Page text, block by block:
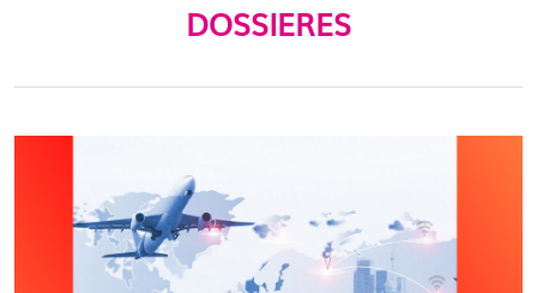
DOSSIERES